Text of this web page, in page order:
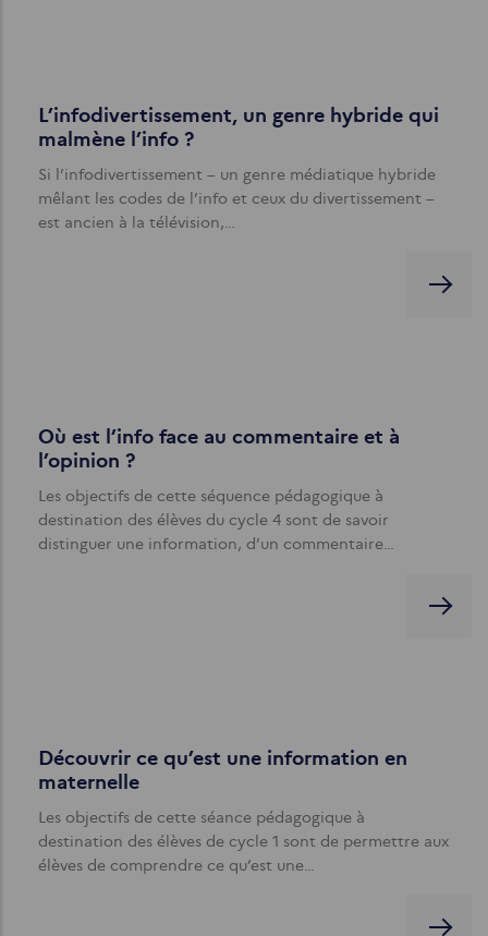
L’infodivertissement, un genre hybride qui
malmène l’info ?
Si l’infodivertissement – un genre médiatique hybride
mêlant les codes de l’info et ceux du divertissement –
est ancien à la télévision,…
Où est l’info face au commentaire et à
l’opinion ?
Les objectifs de cette séquence pédagogique à
destination des élèves du cycle 4 sont de savoir
distinguer une information, d’un commentaire…
Découvrir ce qu’est une information en
maternelle
Les objectifs de cette séance pédagogique à
destination des élèves de cycle 1 sont de permettre aux
élèves de comprendre ce qu’est une…